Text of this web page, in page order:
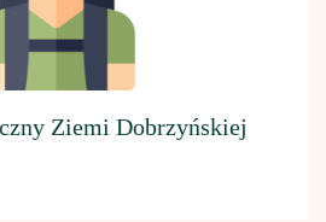
Ziemi Dobrzyńskiej